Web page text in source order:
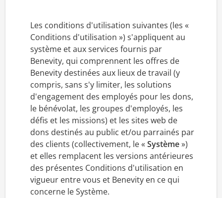
Les conditions d'utilisation suivantes (les «
Conditions d'utilisation ») s'appliquent au
système et aux services fournis par
Benevity, qui comprennent les offres de
Benevity destinées aux lieux de travail (y
compris, sans s'y limiter, les solutions
d'engagement des employés pour les dons,
le bénévolat, les groupes d'employés, les
défis et les missions) et les sites web de
dons destinés au public et/ou parrainés par
des clients (collectivement, le «Système»)
et elles remplacent les versions antérieures
des présentes Conditions d'utilisation en
vigueur entre vous et Benevity en ce qui
concerne le Système.